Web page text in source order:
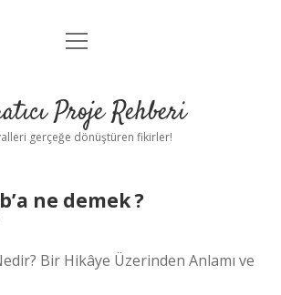
Anasayfa
Yasal Uyarı
menüyü
Proje Rehberi
gerçeğe dönüştüren fikirler!
ne demek ?
Bir Hikâye Üzerinden Anlamı ve